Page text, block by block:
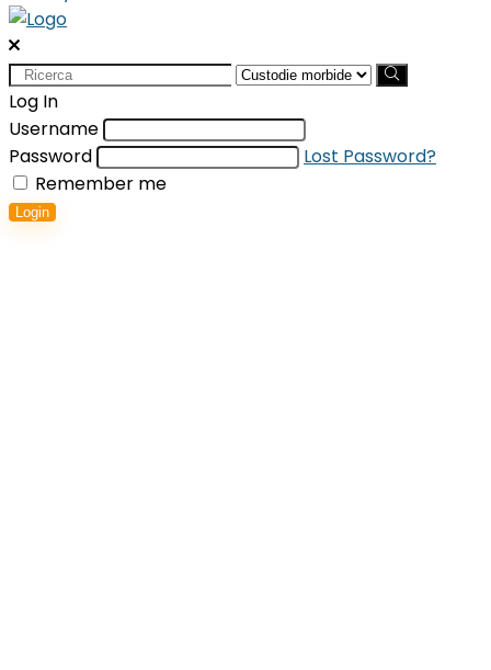
Search
for:
Log In
Username
Password
Lost Password?
Remember me
Login